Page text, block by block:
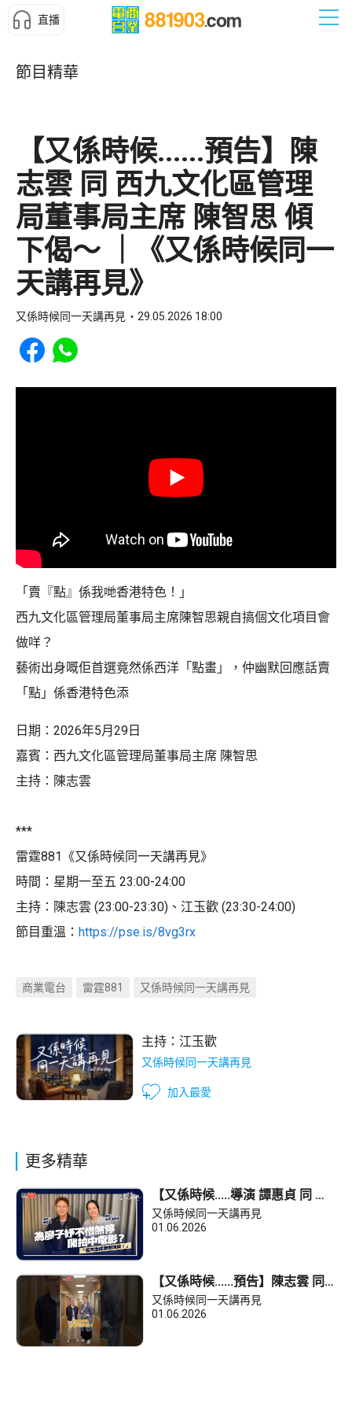
直播
節目精華
【又係時候......預告】陳
志雲 同 西九文化區管理
局董事局主席 陳智思 傾
下偈～ ｜《又係時候同一
天講再見》
又係時候同一天講再見 29.05.2026 18:00
Share to Facebook
Share to WhatsApp
「賣『點』係我哋香港特色！」
西九文化區管理局董事局主席陳智思親自搞個文化項目會
做咩？
藝術出身嘅佢首選竟然係西洋「點畫」，仲幽默回應話賣
「點」係香港特色添
日期：2026年5月29日
嘉賓：西九文化區管理局董事局主席 陳智思
主持：陳志雲
***
雷霆881《又係時候同一天講再見》
時間：星期一至五 23:00-24:00
主持：陳志雲 (23:00-23:30)、江玉歡 (23:30-24:00)
節目重溫： https://pse.is/8vg3rx
商業電台 雷霆881 又係時候同一天講再見
主持： 江玉歡
又係時候同一天講再見
加入最愛
更多精華
【又係時候.....導演 譚惠貞 同 陳
志雲☕慢慢傾】導演譚惠貞為廖
子妤不惜煞停開拍中電影？
又係時候同一天講再見
01.06.2026
【又係時候......預告】陳志雲 同
導演 梁栢堅 傾下偈～｜《又係時
候同一天講再見》
又係時候同一天講再見
01.06.2026